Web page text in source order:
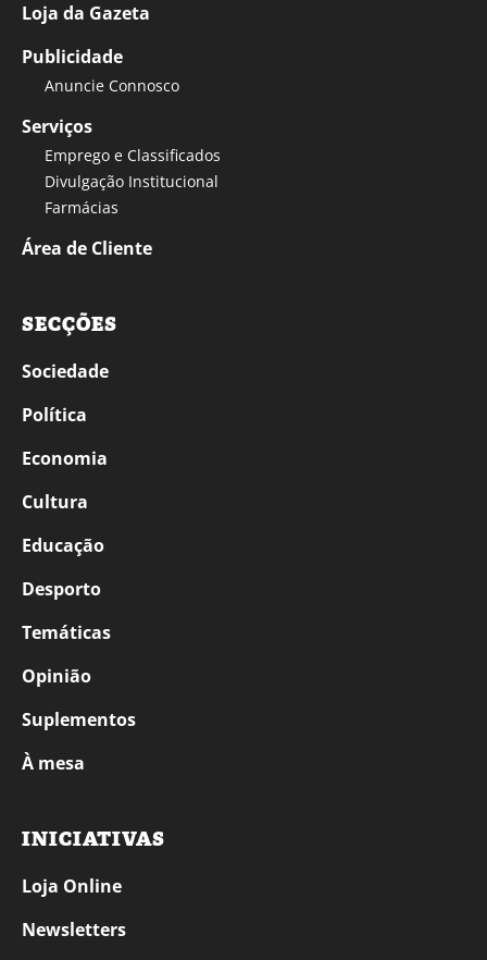
Loja da Gazeta
Publicidade
Anuncie Connosco
Serviços
Emprego e Classificados
Divulgação Institucional
Farmácias
Área de Cliente
SECÇÕES
Sociedade
Política
Economia
Cultura
Educação
Desporto
Temáticas
Opinião
Suplementos
À mesa
INICIATIVAS
Loja Online
Newsletters